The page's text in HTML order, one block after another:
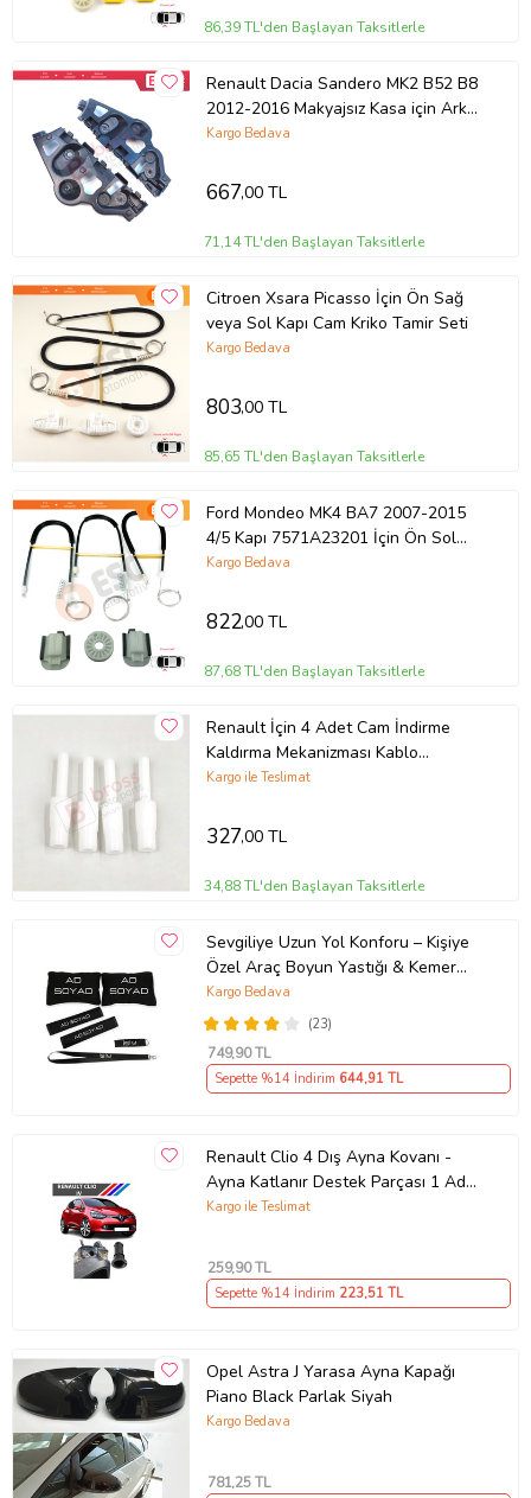
86,39 TL'den Başlayan Taksitlerle
Renault Dacia Sandero MK2 B52 B8
2012-2016 Makyajsız Kasa için Arka
Sağ Sol Tampon İç Bağlantı Ayağı
Kargo Bedava
667,00 TL
71,14 TL'den Başlayan Taksitlerle
Citroen Xsara Picasso İçin Ön Sağ
veya Sol Kapı Cam Kriko Tamir Seti
Kargo Bedava
803,00 TL
85,65 TL'den Başlayan Taksitlerle
Ford Mondeo MK4 BA7 2007-2015
4/5 Kapı 7571A23201 İçin Ön Sol
Kapı Cam Kriko Tamir Seti
Kargo Bedava
822,00 TL
87,68 TL'den Başlayan Taksitlerle
Renault İçin 4 Adet Cam İndirme
Kaldırma Mekanizması Kablo
Dübelleri
Kargo ile Teslimat
327,00 TL
34,88 TL'den Başlayan Taksitlerle
Sevgiliye Uzun Yol Konforu – Kişiye
Özel Araç Boyun Yastığı & Kemer
Pedi Hediye Seti
(23)
Kargo Bedava
749,90 TL
Sepette %14 İndirim 644,91 TL
Renault Clio 4 Dış Ayna Kovanı -
Ayna Katlanır Destek Parçası 1 Adet
490307706 M3625
Kargo ile Teslimat
259,90 TL
Sepette %14 İndirim 223,51 TL
Opel Astra J Yarasa Ayna Kapağı
Piano Black Parlak Siyah
Kargo Bedava
781,25 TL